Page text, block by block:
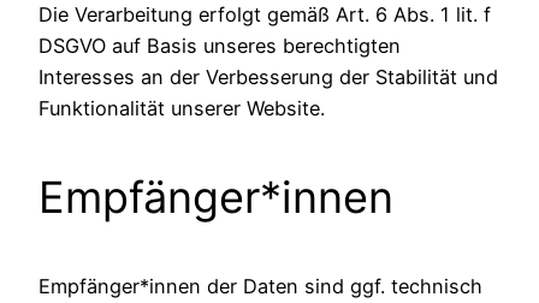
Die Verarbeitung erfolgt gemäß Art. 6 Abs. 1 lit. f
DSGVO auf Basis unseres berechtigten
Interesses an der Verbesserung der Stabilität und
Funktionalität unserer Website.
Empfänger*innen
Empfänger*innen der Daten sind ggf. technisch